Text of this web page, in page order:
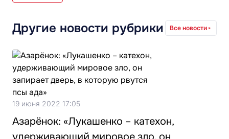
Другие новости рубрики Все новости
19 июня 2022 17:05
Азарёнок: «Лукашенко – катехон,